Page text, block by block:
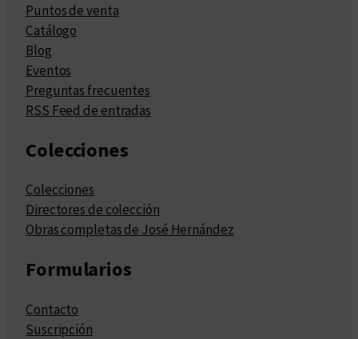
Puntos de venta
Catálogo
Blog
Eventos
Preguntas frecuentes
RSS Feed de entradas
Colecciones
Colecciones
Directores de colección
Obras completas de José Hernández
Formularios
Contacto
Suscripción